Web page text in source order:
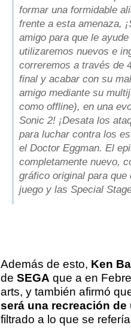
formar una formidable
frente a esta amenaza,
amigo para que le
utilizaremos nuevos e
correremos a través de
final y acabar con su
amigo mediante su
como offline), en una
Sonic 2! ¡Desata los
para luchar contra los
el Doctor Eggman. El
completamente nuevo,
gráfico original para
juego y las Special
Además de esto, Ken
de SEGA que a en
arts, y también afirmó
será una recreación
filtrado a lo que se